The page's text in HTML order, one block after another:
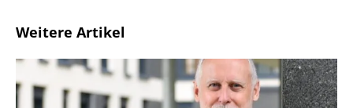
Weitere Artikel